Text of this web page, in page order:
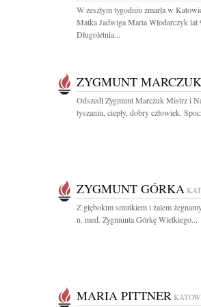
W zeszłym tygodniu zmarła w
Matka Jadwiga Maria Włodarczyk lat
Długoletnia...
ZYGMUNT MARCZUK
Odszedł Zygmunt Marczuk Mistrz i
tyszanin, ciepły, dobry człowiek.
ZYGMUNT GÓRKA
Z głębokim smutkiem i żalem
n. med. Zygmunta Górkę Wielkiego...
MARIA PITTNER